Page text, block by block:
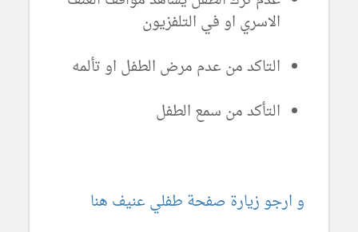
الاسري او في التلفزيون
التاكد من عدم مرض الطفل او تألمه
التأكد من سمع الطفل
و ارجو زيارة صفحة طفلي عنيف هنا